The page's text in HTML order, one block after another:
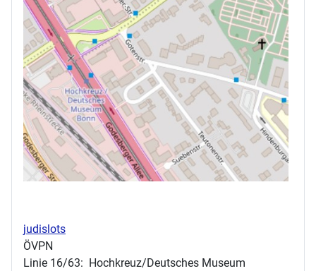
judislots
ÖVPN
Linie 16/63: Hochkreuz/Deutsches Museum